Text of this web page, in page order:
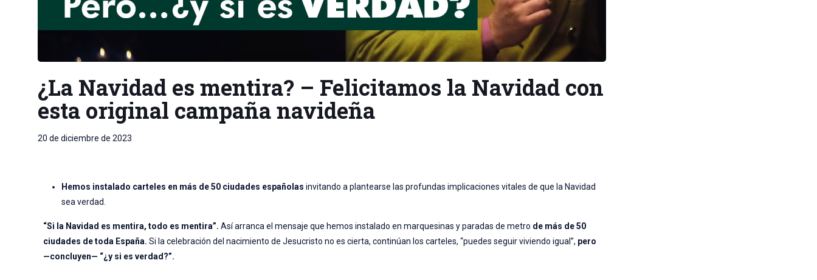
¿La Navidad es mentira? – Felicitamos la Navidad con
esta original campaña navideña
20 de diciembre de 2023
Hemos instalado carteles en más de 50 ciudades españolasinvitando a plantearse las profundas implicaciones vitales de que la Navidad
sea verdad.
“Si la Navidad es mentira, todo es mentira”. Así arranca el mensaje que hemos instalado en marquesinas y paradas de metro de más de 50
ciudades de toda España. Si la celebración del nacimiento de Jesucristo no es cierta, continúan los carteles, “puedes seguir viviendo igual”, pero
—concluyen— “¿y si es verdad?”.